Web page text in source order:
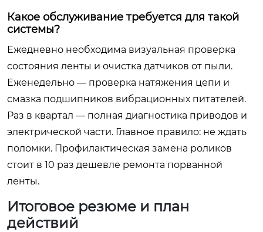
Какое обслуживание требуется для такой
системы?
Ежедневно необходима визуальная проверка
состояния ленты и очистка датчиков от пыли.
Еженедельно — проверка натяжения цепи и
смазка подшипников вибрационных питателей.
Раз в квартал — полная диагностика приводов и
электрической части. Главное правило: не ждать
поломки. Профилактическая замена роликов
стоит в 10 раз дешевле ремонта порванной
ленты.
Итоговое резюме и план
действий